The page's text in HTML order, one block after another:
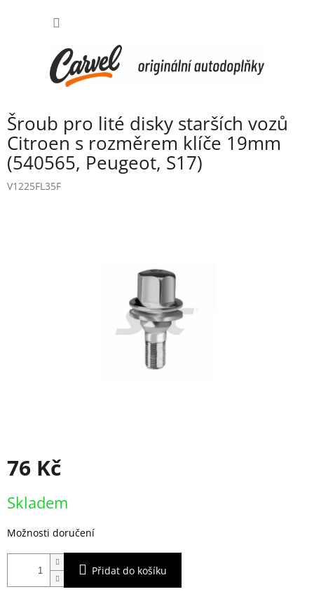
Šroub pro lité disky starších vozů
Citroen s rozměrem klíče 19mm
(540565, Peugeot, S17)
V1225FL35F
76 Kč
cena:
Skladem
Možnosti doručení
Přidat do košíku